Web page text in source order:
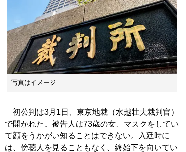
写真はイメージ
初公判は3月1日、東京地裁（水越壮夫裁判官）
で開かれた。被告人は73歳の女、マスクをしてい
て顔をうかがい知ることはできない。入廷時に
は、傍聴人を見ることもなく、終始下を向いてい